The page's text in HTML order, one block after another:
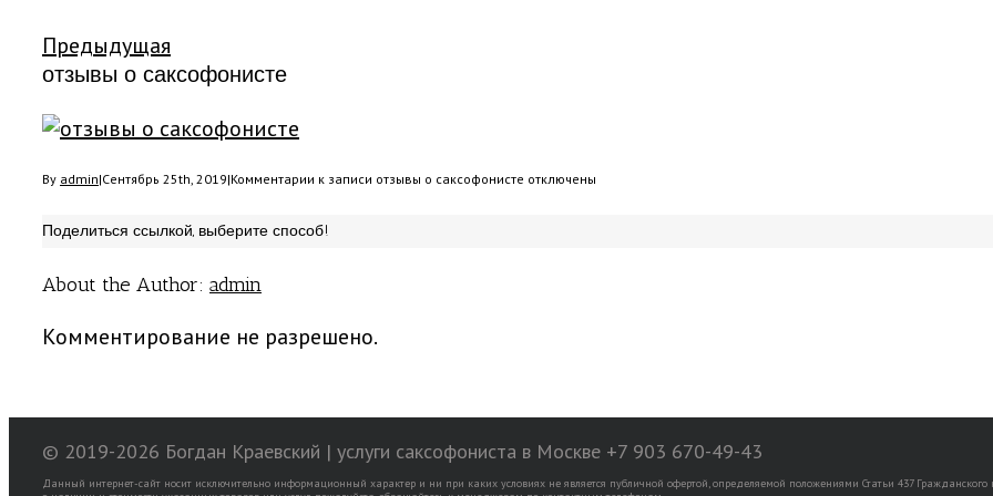
Предыдущая
отзывы о саксофонисте
By admin|Сентябрь 25th, 2019|Комментарии к записи отзывы о саксофонисте отключены
Поделиться ссылкой, выберите способ!
About the Author: admin
Комментирование не разрешено.
© 2019-2026 Богдан Краевский | услуги саксофониста в Москве +7 903 670-49-43
Данный интернет-сайт носит исключительно информационный характер и ни при каких условиях не является публичной офертой, определяемой положениями Статьи 437